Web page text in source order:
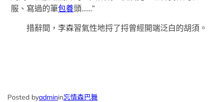
服、寫過的筆包養頭……”
措辭間，李森習氣性地捋了捋曾經開端泛白的胡須。
Posted byadminin忘情森巴舞